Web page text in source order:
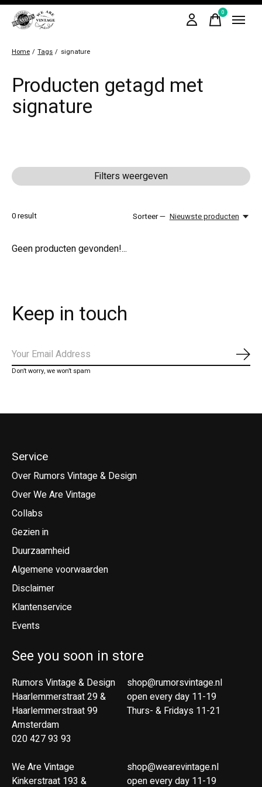
0items
Home / Tags / signature
Producten getagd met
signature
Filters weergeven
0result Sorteer — Nieuwste producten
Geen producten gevonden!...
Keep in touch
Don’t worry, we won’t spam
Service
Over Rumors Vintage & Design
Over We Are Vintage
Collabs
Gezien in
Duurzaamheid
Algemene voorwaarden
Disclaimer
Klantenservice
Events
See you soon in store
Rumors Vintage & Design
Haarlemmerstraat 29 &
Haarlemmerstraat 99
Amsterdam
020 427 93 93
We Are Vintage
Kinkerstraat 193 &
shop@rumorsvintage.nl
open every day 11-19
Thurs- & Fridays 11-21
shop@wearevintage.nl
open every day 11-19